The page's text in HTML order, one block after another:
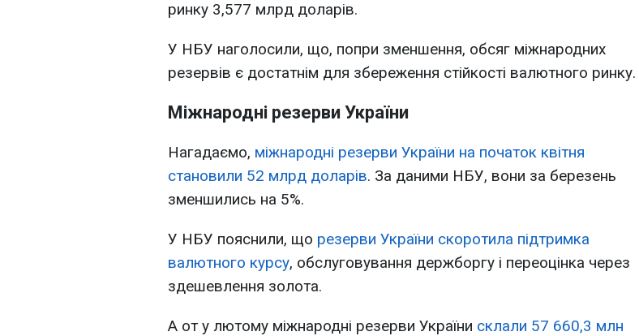
ринку 3,577 млрд доларів.
У НБУ наголосили, що, попри зменшення, обсяг міжнародних
резервів є достатнім для збереження стійкості валютного ринку.
Міжнародні резерви України
Нагадаємо, міжнародні резерви України на початок квітня
становили 52 млрд доларів. За даними НБУ, вони за березень
зменшились на 5%.
У НБУ пояснили, що резерви України скоротила підтримка
валютного курсу, обслуговування держборгу і переоцінка через
здешевлення золота.
А от у лютому міжнародні резерви України склали 57 660,3 млн